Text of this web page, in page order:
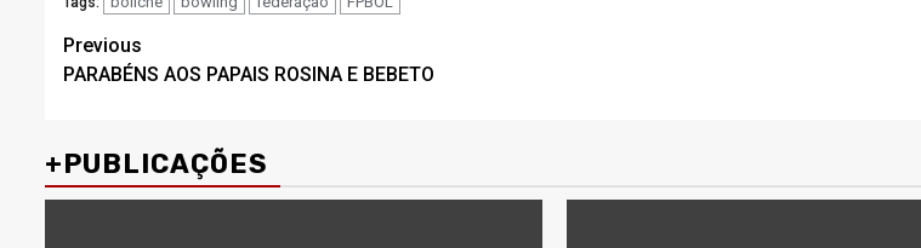
Post
navigation
Previous
PARABÉNS AOS PAPAIS ROSINA E BEBETO
+PUBLICAÇÕES